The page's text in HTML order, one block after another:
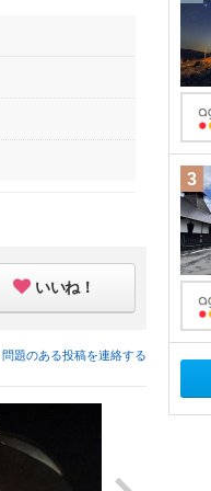
いいね！
問題のある投稿を連絡する
3